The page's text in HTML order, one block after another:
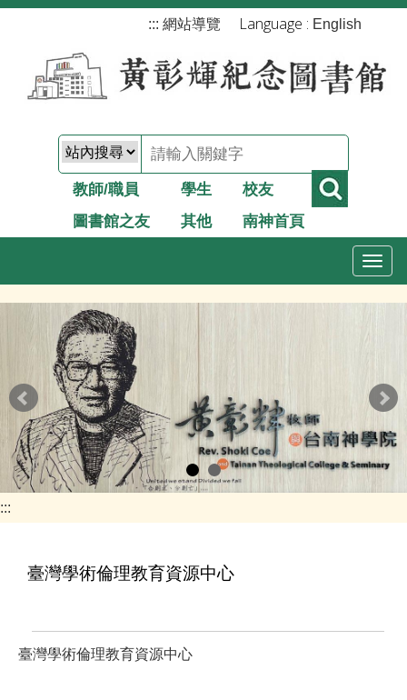
跳
::: 網站導覽 Language : English
教師/職員 學生
校友
圖書館之友
其他 南神首頁
T
l
e
n
a
:::
臺灣學術倫理教育資源中心
臺灣學術倫理教育資源中心